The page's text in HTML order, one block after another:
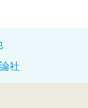
社